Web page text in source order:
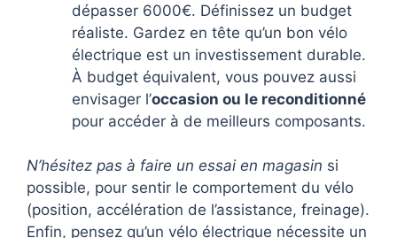
dépasser 6000€. Définissez un budget
réaliste. Gardez en tête qu’un bon vélo
électrique est un investissement durable.
À budget équivalent, vous pouvez aussi
envisager l’occasion ou le reconditionné
pour accéder à de meilleurs composants.
N’hésitez pas à faire un essai en magasin si
possible, pour sentir le comportement du vélo
(position, accélération de l’assistance, freinage).
Enfin, pensez qu’un vélo électrique nécessite un